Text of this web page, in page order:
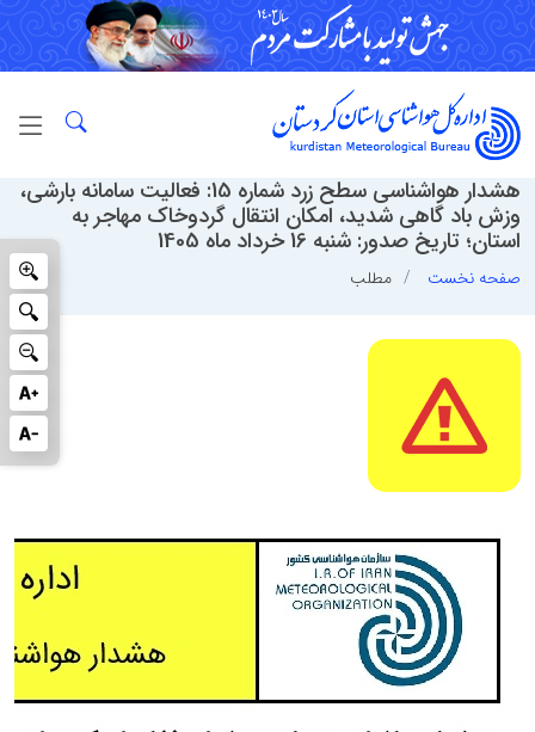
هشدار هواشناسی سطح زرد شماره 15: فعالیت سامانه بارشی،
وزش باد گاهی شدید، امکان انتقال گردوخاک مهاجر به
استان؛ تاریخ صدور: شنبه 16 خرداد ماه 1405
صفحه نخست مطلب